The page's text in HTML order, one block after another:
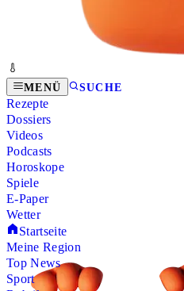
MENÜ SUCHE
Rezepte
Dossiers
Videos
Podcasts
Horoskope
Spiele
E-Paper
Wetter
Startseite
Meine Region
Top News
Sport